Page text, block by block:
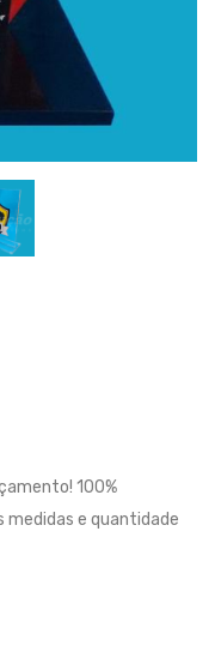
100%
medidas e quantidade